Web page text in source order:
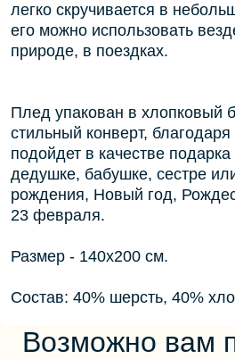
легко скручивается в
его можно использовать
природе, в поездках.
Плед упакован в хлопковый
стильный конверт,
подойдет в качестве
дедушке, бабушке, сестре
рождения, Новый год,
23 февраля.
Размер - 140х200 см.
Состав: 40% шерсть, 40%
Возможно вам